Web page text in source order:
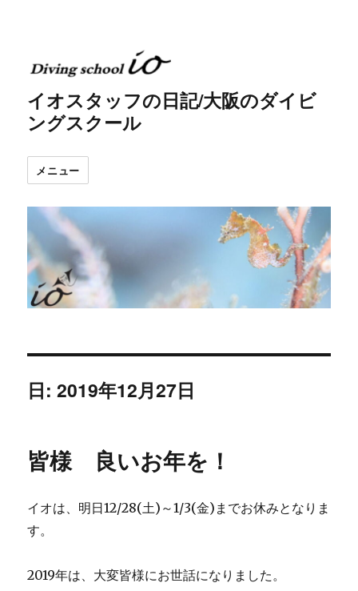
イオスタッフの日記/大阪のダイビ
ングスクール
メニュー
日:2019年12月27日
皆様 良いお年を！
イオは、明日12/28(土)～1/3(金)までお休みとなりま
す。
2019年は、大変皆様にお世話になりました。